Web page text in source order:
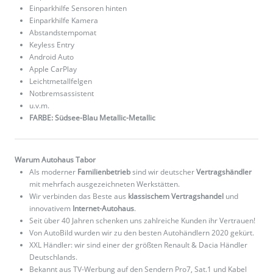
Einparkhilfe Sensoren hinten
Einparkhilfe Kamera
Abstandstempomat
Keyless Entry
Android Auto
Apple CarPlay
Leichtmetallfelgen
Notbremsassistent
u.v.m.
FARBE: Südsee-Blau Metallic-Metallic
Warum Autohaus Tabor
Als moderner Familienbetriebsind wir deutscherVertragshändler
mit mehrfach ausgezeichneten Werkstätten.
Wir verbinden das Beste aus klassischem Vertragshandel und
innovativem Internet-Autohaus.
Seit über 40 Jahren schenken uns zahlreiche Kunden ihr Vertrauen!
Von AutoBild wurden wir zu den besten Autohändlern 2020 gekürt.
XXL Händler: wir sind einer der größten Renault & Dacia Händler
Deutschlands.
Bekannt aus TV-Werbung auf den Sendern Pro7, Sat.1 und Kabel